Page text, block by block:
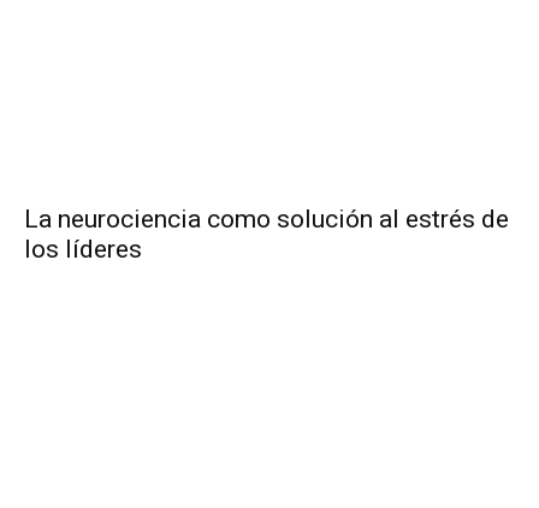
La neurociencia como solución al estrés de
los líderes